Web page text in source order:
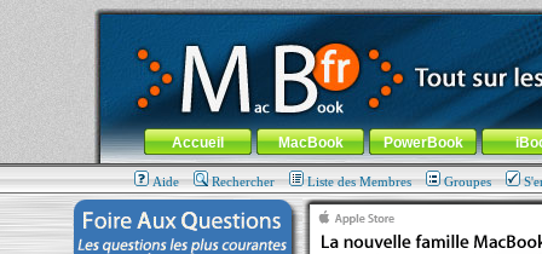
MacBook-fr.com : 100% Apple... 100% nomade !
Aller au contenu-Aller au menu général-Aller au menu de
Menu général
Accueil MacBook PowerBook
Aide Rechercher Liste des Membres Groupes